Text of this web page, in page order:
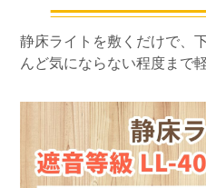
静床ライトを敷くだけで、
んど気にならない程度まで